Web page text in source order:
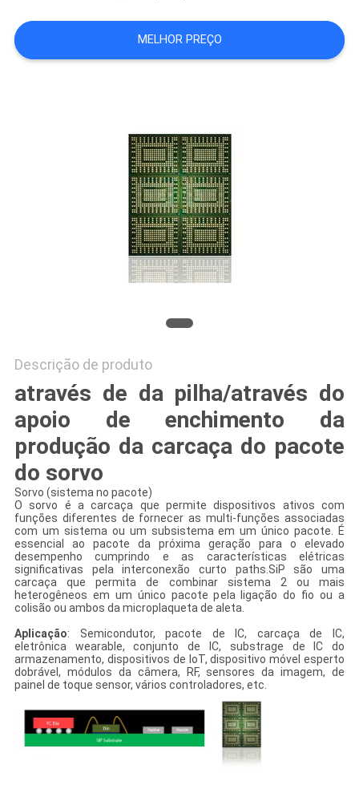
MAPA
DO
MELHOR PREÇO
Descrição de produto
através de da pilha/através do
apoio de enchimento da
produção da carcaça do pacote
do sorvo
Sorvo (sistema no pacote)
O sorvo é a carcaça que permite dispositivos ativos com
funções diferentes de fornecer as multi-funções associadas
com um sistema ou um subsistema em um único pacote. É
essencial ao pacote da próxima geração para o elevado
desempenho cumprindo e as características elétricas
significativas pela interconexão curto paths.SiP são uma
carcaça que permita de combinar sistema 2 ou mais
heterogêneos em um único pacote pela ligação do fio ou a
colisão ou ambos da microplaqueta de aleta.
Aplicação: Semicondutor, pacote de IC, carcaça de IC,
eletrônica wearable, conjunto de IC, substrage de IC do
armazenamento, dispositivos de IoT, dispositivo móvel esperto
dobrável, módulos da câmera, RF, sensores da imagem, de
painel de toque sensor, vários controladores, etc.